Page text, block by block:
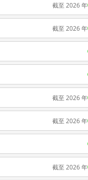
截至 2026 年
截至 2026 年
截至 2026 年
截至 2026 年
截至 2026 年